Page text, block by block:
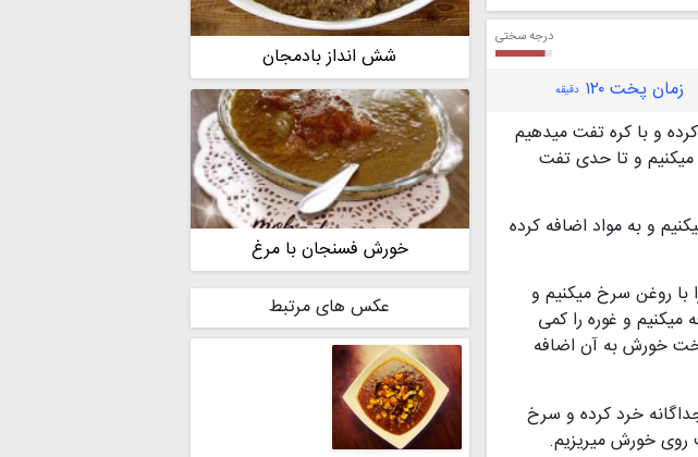
درجه سختی
زمان پخت ۱۲۰ دقیقه
و با كره تفت میدهیم
و تا حدی تفت
و به مواد اضافه كرده
با روغن سرخ میكنیم و
میكنیم و غوره را كمی
خورش به آن اضافه
خرد كرده و سرخ
خورش میریزیم.
شش انداز بادمجان
خورش فسنجان با مرغ
عکس های مرتبط